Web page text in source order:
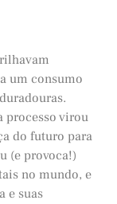
um consumo
processo virou
do futuro para
(e provoca!)
no mundo, e
e suas